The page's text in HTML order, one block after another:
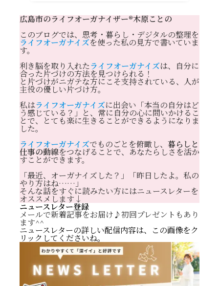
広島市のライフオーガナイザー®️木原ことの
このブログでは、思考・暮らし・デジタルの整理を
ライフオーガナイズを使った私の見方で書いていま
す。
利き脳を取り入れたライフオーガナイズは、自分に
合った片づけの方法を見つけられる！
と片づけがニガテな方にこそ支持されている、人が
主役の優しい片づけ方。
私はライフオーガナイズに出会い「本当の自分はど
う感じている？」と、常に自分の心に問いかけるこ
とで、とても楽に生きることができるようになりま
した。
ライフオーガナイズでものごとを俯瞰し、 暮らしと
仕事の動線をつなげることで、あなたらしさを活か
すことができます。
「最近、オーガナイズした？」「昨日したよ。私の
やり方はね……」
そんな話をすぐに読みたい方にはニュースレターを
オススメします↓
ニュースレター登録
メールで新着記事をお届け♪初回プレゼントもあり
ます^^
ニュースレターの詳しい配信内容は、この画像をク
リックしてくださいね。